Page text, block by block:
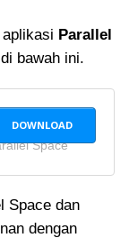
aplikasi Parallel
bawah ini.
4.0.8910
Space
DOWNLOAD
Space dan
dengan